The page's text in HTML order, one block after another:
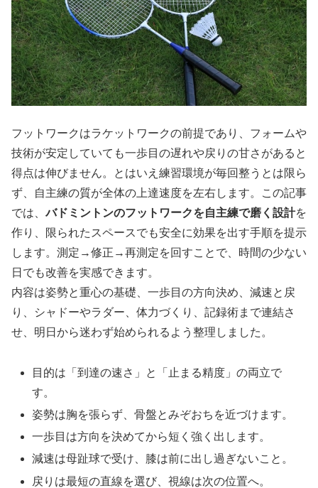
フットワークはラケットワークの前提であり、フォームや
技術が安定していても一歩目の遅れや戻りの甘さがあると
得点は伸びません。とはいえ練習環境が毎回整うとは限ら
ず、自主練の質が全体の上達速度を左右します。この記事
では、バドミントンのフットワークを自主練で磨く設計を
作り、限られたスペースでも安全に効果を出す手順を提示
します。測定→修正→再測定を回すことで、時間の少ない
日でも改善を実感できます。
内容は姿勢と重心の基礎、一歩目の方向決め、減速と戻
り、シャドーやラダー、体力づくり、記録術まで連結さ
せ、明日から迷わず始められるよう整理しました。
目的は「到達の速さ」と「止まる精度」の両立で
す。
姿勢は胸を張らず、骨盤とみぞおちを近づけます。
一歩目は方向を決めてから短く強く出します。
減速は母趾球で受け、膝は前に出し過ぎないこと。
戻りは最短の直線を選び、視線は次の位置へ。